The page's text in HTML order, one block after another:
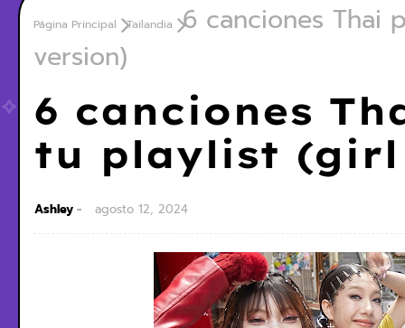
Página Principal Tailandia
6 canciones Thai
version)
6 canciones
tu playlist (girl
Ashley agosto 12, 2024